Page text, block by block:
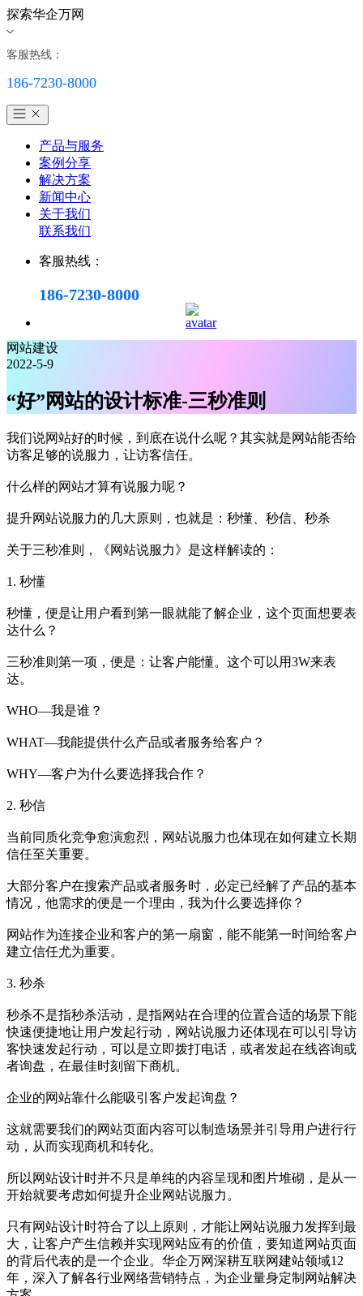
探索华企万网
客服热线：
186-7230-8000
产品与服务
案例分享
解决方案
新闻中心
关于我们
联系我们
客服热线：
186-7230-8000
网站建设
2022-5-9
“好”网站的设计标准-三秒准则
我们说网站好的时候，到底在说什么呢？其实就是网站能否给
访客足够的说服力，让访客信任。
什么样的网站才算有说服力呢？
提升网站说服力的几大原则，也就是：秒懂、秒信、秒杀
关于三秒准则，《网站说服力》是这样解读的：
1. 秒懂
秒懂，便是让用户看到第一眼就能了解企业，这个页面想要表
达什么？
三秒准则第一项，便是：让客户能懂。这个可以用3W来表
达。
WHO—我是谁？
WHAT—我能提供什么产品或者服务给客户？
WHY—客户为什么要选择我合作？
2. 秒信
当前同质化竞争愈演愈烈，网站说服力也体现在如何建立长期
信任至关重要。
大部分客户在搜索产品或者服务时，必定已经解了产品的基本
情况，他需求的便是一个理由，我为什么要选择你？
网站作为连接企业和客户的第一扇窗，能不能第一时间给客户
建立信任尤为重要。
3. 秒杀
秒杀不是指秒杀活动，是指网站在合理的位置合适的场景下能
快速便捷地让用户发起行动，网站说服力还体现在可以引导访
客快速发起行动，可以是立即拨打电话，或者发起在线咨询或
者询盘，在最佳时刻留下商机。
企业的网站靠什么能吸引客户发起询盘？
这就需要我们的网站页面内容可以制造场景并引导用户进行行
动，从而实现商机和转化。
所以网站设计时并不只是单纯的内容呈现和图片堆砌，是从一
开始就要考虑如何提升企业网站说服力。
只有网站设计时符合了以上原则，才能让网站说服力发挥到最
大，让客户产生信赖并实现网站应有的价值，要知道网站页面
的背后代表的是一个企业。华企万网深耕互联网建站领域12
年，深入了解各行业网络营销特点，为企业量身定制网站解决